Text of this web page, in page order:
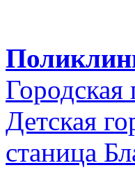
Детская
станица